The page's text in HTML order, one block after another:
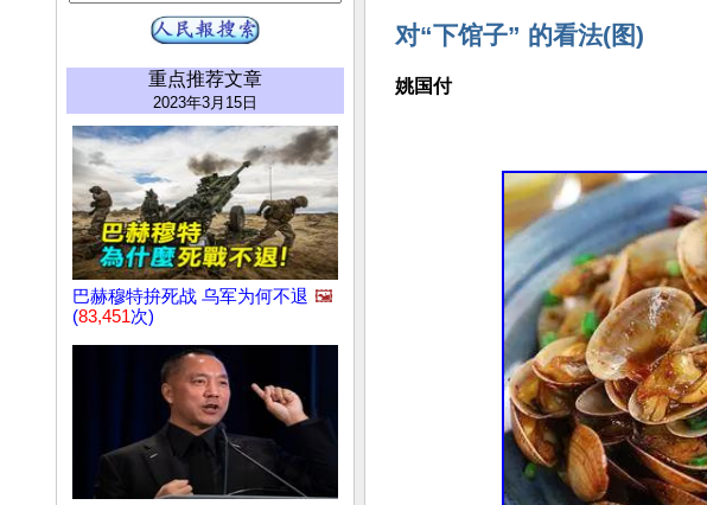
重点推荐文章
2023年3月15日
巴赫穆特拚死战 乌军为何不退 🖼️
(83,451次)
对“下馆子” 的看法(图)
姚国付